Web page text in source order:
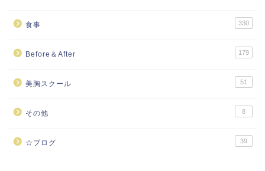
食事 330
Before＆After 179
美胸スクール 51
その他 8
☆ブログ 39